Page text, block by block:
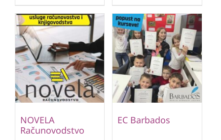
NOVELA
Računovodstvo
EC Barbados